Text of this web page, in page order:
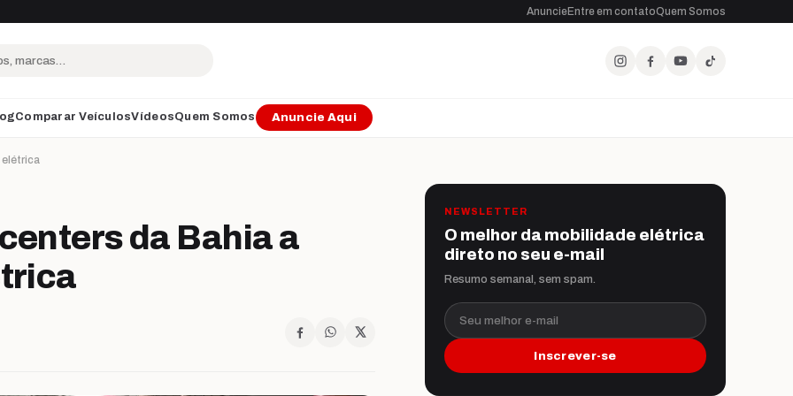
AnuncieEntre em contatoQuem Somos
Comparar VeículosVídeosQuem Somos Anuncie Aqui
da Bahia a
NEWSLETTER
O melhor da mobilidade elétrica
direto no seu e-mail
Resumo semanal, sem spam.
Seu melhor e-mail
Inscrever-se